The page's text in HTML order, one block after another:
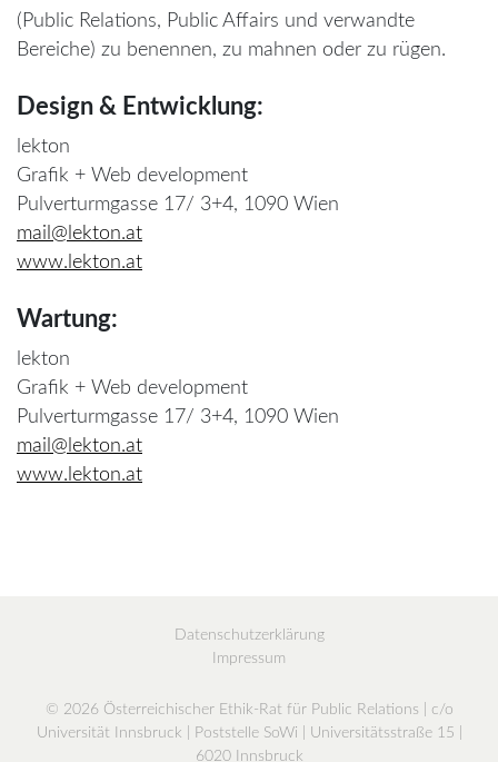
(Public Relations, Public Affairs und verwandte
Bereiche) zu benennen, zu mahnen oder zu rügen.
Design & Entwicklung:
lekton
Grafik + Web development
Pulverturmgasse 17/ 3+4, 1090 Wien
mail@lekton.at
www.lekton.at
Wartung:
lekton
Grafik + Web development
Pulverturmgasse 17/ 3+4, 1090 Wien
mail@lekton.at
www.lekton.at
Datenschutzerklärung
Impressum
© 2026 Österreichischer Ethik-Rat für Public Relations | c/o
Universität Innsbruck | Poststelle SoWi | Universitätsstraße 15 |
6020 Innsbruck